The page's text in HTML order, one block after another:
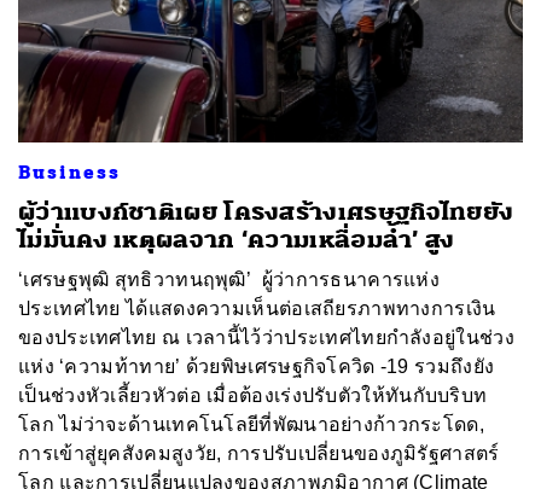
Business
ผู้ว่าแบงก์ชาติเผย โครงสร้างเศรษฐกิจไทยยัง
ไม่มั่นคง เหตุผลจาก ‘ความเหลื่อมล้ำ’ สูง
‘เศรษฐพุฒิ สุทธิวาทนฤพุฒิ’ ผู้ว่าการธนาคารแห่ง
ประเทศไทย ได้แสดงความเห็นต่อเสถียรภาพทางการเงิน
ของประเทศไทย ณ เวลานี้ไว้ว่าประเทศไทยกำลังอยู่ในช่วง
แห่ง ‘ความท้าทาย’ ด้วยพิษเศรษฐกิจโควิด -19 รวมถึงยัง
เป็นช่วงหัวเลี้ยวหัวต่อ เมื่อต้องเร่งปรับตัวให้ทันกับบริบท
โลก ไม่ว่าจะด้านเทคโนโลยีที่พัฒนาอย่างก้าวกระโดด,
การเข้าสู่ยุคสังคมสูงวัย, การปรับเปลี่ยนของภูมิรัฐศาสตร์
โลก และการเปลี่ยนแปลงของสภาพภูมิอากาศ (Climate